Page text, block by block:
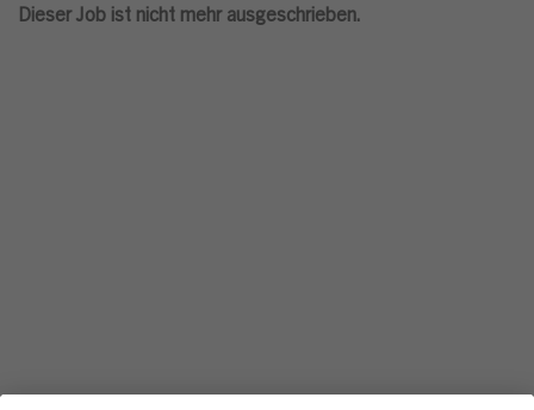
Dieser Job ist nicht mehr ausgeschrieben.